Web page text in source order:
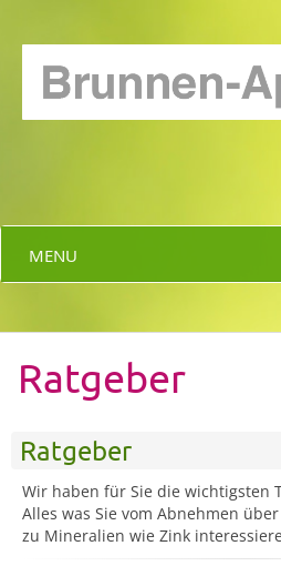
MENU
Ratgeber
Ratgeber
Wir haben für Sie die wichtigsten
Alles was Sie vom Abnehmen
zu Mineralien wie Zink